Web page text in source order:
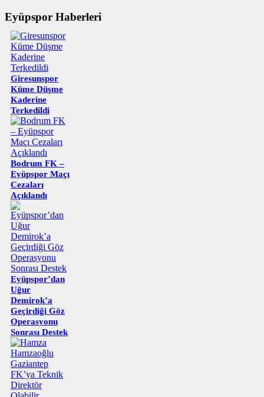
Eyüpspor Haberleri
Giresunspor
Küme Düşme
Kaderine
Terkedildi
Bodrum FK –
Eyüpspor Maçı
Cezaları
Açıklandı
Eyüpspor’dan
Uğur
Demirok’a
Geçirdiği Göz
Operasyonu
Sonrası Destek